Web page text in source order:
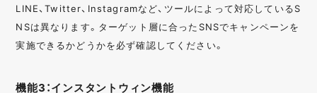
LINE、Twitter、Instagramなど、ツールによって対応しているS
NSは異なります。ターゲット層に合ったSNSでキャンペーンを
実施できるかどうかを必ず確認してください。
機能3：インスタントウィン機能